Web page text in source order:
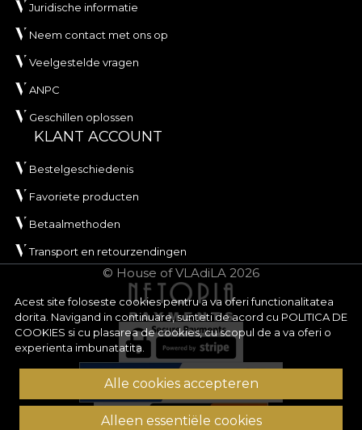
Acest site foloseste cookies pentru a va oferi functionalitatea
dorita. Navigand in continuare, sunteti de acord cu POLITICA DE
COOKIES si cu plasarea de cookies, cu scopul de a va oferi o
experienta imbunatatita.
Alle cookies accepteren
Alleen essentiële cookies
Juridische informatie
Neem contact met ons op
Veelgestelde vragen
ANPC
Geschillen oplossen
KLANT ACCOUNT
Bestelgeschiedenis
Favoriete producten
Betaalmethoden
Transport en retourzendingen
© House of VLAdiLA 2026